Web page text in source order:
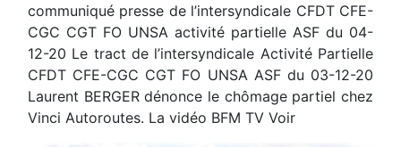
communiqué presse de l’intersyndicale CFDT CFE-
CGC CGT FO UNSA activité partielle ASF du 04-
12-20 Le tract de l’intersyndicale Activité Partielle
CFDT CFE-CGC CGT FO UNSA ASF du 03-12-20
Laurent BERGER dénonce le chômage partiel chez
Vinci Autoroutes. La vidéo BFM TV Voir